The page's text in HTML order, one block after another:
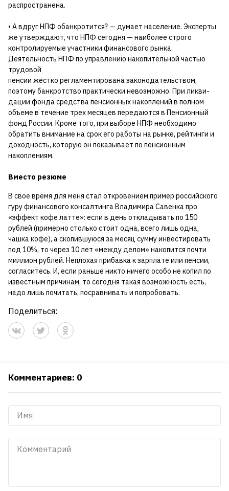
распространена.
• А вдруг НПФ обанкротится? — думает население. Эксперты
же утверждают, что НПФ сегодня — наиболее строго
контролируемые участники финансового рынка.
Деятельность НПФ по управлению накопительной частью
трудовой
пенсии жестко регламентирована законодательством,
поэтому банкротство практически невозможно. При ликви-
дации фонда средства пенсионных накоплений в полном
объеме в течение трех месяцев передаются в Пенсионный
фонд России. Кроме того, при выборе НПФ необходимо
обратить внимание на срок его работы на рынке, рейтинги и
доходность, которую он показывает по пенсионным
накоплениям.
Вместо резюме
В свое время для меня стал откровением пример российского
гуру финансового консалтинга Владимира Савенка про
«эффект кофе латте»: если в день откладывать по 150
рублей (примерно столько стоит одна, всего лишь одна,
чашка кофе), а скопившуюся за месяц сумму инвестировать
под 10%, то через 10 лет «между делом» накопится почти
миллион рублей. Неплохая прибавка к зарплате или пенсии,
согласитесь. И, если раньше никто ничего особо не копил по
известным причинам, то сегодня такая возможность есть,
надо лишь почитать, посравнивать и попробовать.
Поделиться:
Комментариев: 0